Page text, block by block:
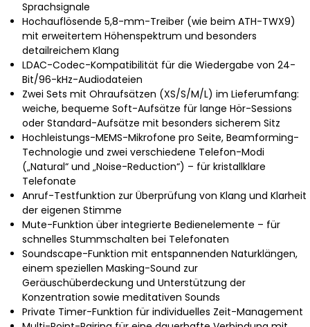
Sprachsignale
Hochauflösende 5,8-mm-Treiber (wie beim ATH-TWX9)
mit erweitertem Höhenspektrum und besonders
detailreichem Klang
LDAC-Codec-Kompatibilität für die Wiedergabe von 24-
Bit/96-kHz-Audiodateien
Zwei Sets mit Ohraufsätzen (XS/S/M/L) im Lieferumfang:
weiche, bequeme Soft-Aufsätze für lange Hör-Sessions
oder Standard-Aufsätze mit besonders sicherem Sitz
Hochleistungs-MEMS-Mikrofone pro Seite, Beamforming-
Technologie und zwei verschiedene Telefon-Modi
(„Natural“ und „Noise-Reduction“) – für kristallklare
Telefonate
Anruf-Testfunktion zur Überprüfung von Klang und Klarheit
der eigenen Stimme
Mute-Funktion über integrierte Bedienelemente – für
schnelles Stummschalten bei Telefonaten
Soundscape-Funktion mit entspannenden Naturklängen,
einem speziellen Masking-Sound zur
Geräuschüberdeckung und Unterstützung der
Konzentration sowie meditativen Sounds
Private Timer-Funktion für individuelles Zeit-Management